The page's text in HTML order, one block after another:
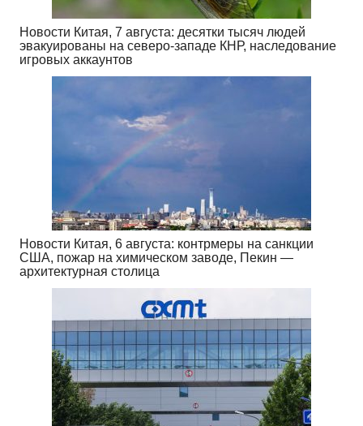
Новости Китая, 7 августа: десятки тысяч людей
эвакуированы на северо-западе КНР, наследование
игровых аккаунтов
Новости Китая, 6 августа: контрмеры на санкции
США, пожар на химическом заводе, Пекин —
архитектурная столица